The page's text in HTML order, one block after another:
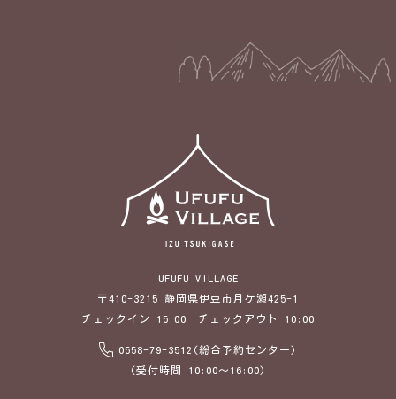
UFUFU VILLAGE
〒410-3215 静岡県伊豆市月ケ瀬425-1
チェックイン 15:00 チェックアウト 10:00
0558-79-3512(総合予約センター)
(受付時間 10:00～16:00)